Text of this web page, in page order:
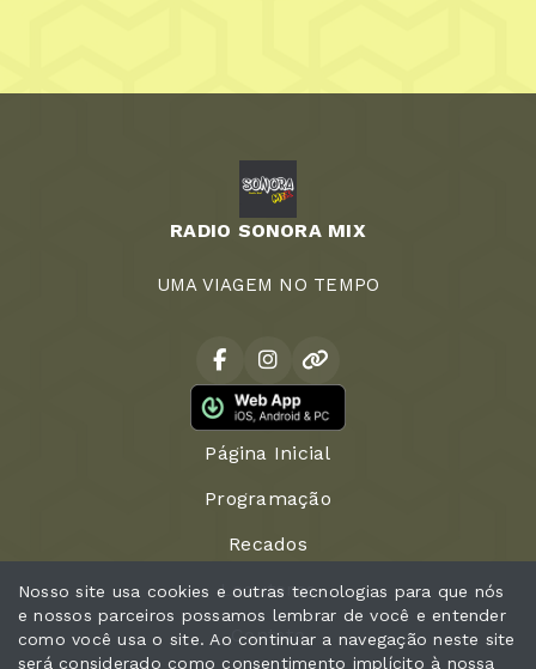
RADIO SONORA MIX
UMA VIAGEM NO TEMPO
Página Inicial
Programação
Recados
Locutores
Contato
Nosso site usa cookies e outras tecnologias para que nós
e nossos parceiros possamos lembrar de você e entender
como você usa o site. Ao continuar a navegação neste site
será considerado como consentimento implícito à nossa